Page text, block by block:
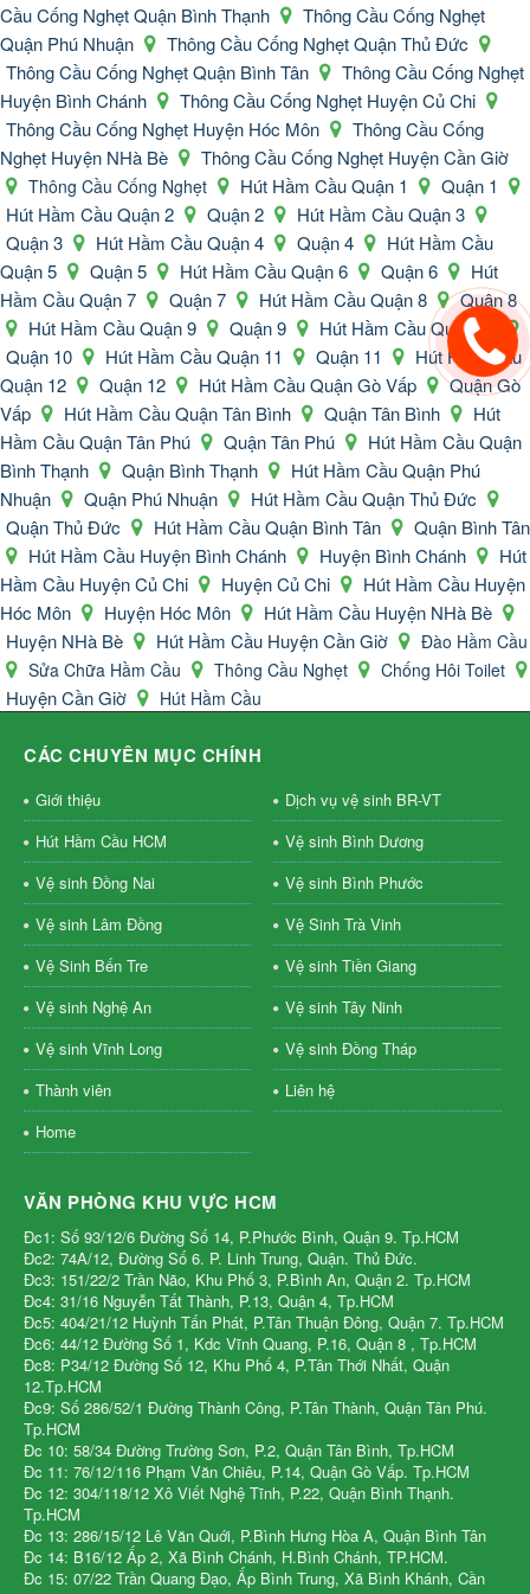
Cầu Cống Nghẹt Quận Bình Thạnh
Thông Cầu Cống Nghẹt
Quận Phú Nhuận
Thông Cầu Cống Nghẹt Quận Thủ Đức
Thông Cầu Cống Nghẹt Quận Bình Tân
Thông Cầu Cống Nghẹt
Huyện Bình Chánh
Thông Cầu Cống Nghẹt Huyện Củ Chi
Thông Cầu Cống Nghẹt Huyện Hóc Môn
Thông Cầu Cống
Nghẹt Huyện NHà Bè
Thông Cầu Cống Nghẹt Huyện Cần Giờ
Thông Cầu Cống Nghẹt Hút Hầm Cầu Quận 1
Quận 1
Hút Hầm Cầu Quận 2
Quận 2
Hút Hầm Cầu Quận 3
Quận 3
Hút Hầm Cầu Quận 4 Quận 4
Hút Hầm Cầu
Quận 5
Quận 5 Hút Hầm Cầu Quận 6 Quận 6
Hút
Hầm Cầu Quận 7
Quận 7 Hút Hầm Cầu Quận 8
Quận 8
Hút Hầm Cầu Quận 9
Quận 9
Hút Hầm Cầu Quận 10
Quận 10
Hút Hầm Cầu Quận 11 Quận 11
Hút Hầm Cầu
Quận 12
Quận 12 Hút Hầm Cầu Quận Gò Vấp
Quận Gò
Vấp
Hút Hầm Cầu Quận Tân Bình Quận Tân Bình
Hút
Hầm Cầu Quận Tân Phú
Quận Tân Phú
Hút Hầm Cầu Quận
Bình Thạnh
Quận Bình Thạnh
Hút Hầm Cầu Quận Phú
Nhuận
Quận Phú Nhuận
Hút Hầm Cầu Quận Thủ Đức
Quận Thủ Đức
Hút Hầm Cầu Quận Bình Tân
Quận Bình Tân
Hút Hầm Cầu Huyện Bình Chánh
Huyện Bình Chánh
Hút
Hầm Cầu Huyện Củ Chi
Huyện Củ Chi
Hút Hầm Cầu Huyện
Hóc Môn
Huyện Hóc Môn
Hút Hầm Cầu Huyện NHà Bè
Huyện NHà Bè
Hút Hầm Cầu Huyện Cần Giờ
Đào Hầm Cầu
Sửa Chữa Hầm Cầu
Thông Cầu Nghẹt Chống Hôi Toilet
Huyện Cần Giờ Hút Hầm Cầu
CÁC CHUYÊN MỤC CHÍNH
Giới thiệu
Dịch vụ vệ sinh BR-VT
Hút Hầm Cầu HCM
Vệ sinh Bình Dương
Vệ sinh Đồng Nai
Vệ sinh Bình Phước
Vệ sinh Lâm Đồng
Vệ Sinh Trà Vinh
Vệ Sinh Bến Tre
Vệ sinh Tiền Giang
Vệ sinh Nghệ An
Vệ sinh Tây Ninh
Vệ sinh Vĩnh Long
Vệ sinh Đồng Tháp
Thành viên
Liên hệ
Home
VĂN PHÒNG KHU VỰC HCM
Đc1: Số 93/12/6 Đường Số 14, P.Phước Bình, Quận 9. Tp.HCM
Đc2: 74A/12, Đường Số 6. P. Linh Trung, Quận. Thủ Đức.
Đc3: 151/22/2 Trần Não, Khu Phố 3, P.Bình An, Quận 2. Tp.HCM
Đc4: 31/16 Nguyễn Tất Thành, P.13, Quận 4, Tp.HCM
Đc5: 404/21/12 Huỳnh Tấn Phát, P.Tân Thuận Đông, Quận 7. Tp.HCM
Đc6: 44/12 Đường Số 1, Kdc Vĩnh Quang, P.16, Quận 8 , Tp.HCM
Đc8: P34/12 Đường Số 12, Khu Phố 4, P.Tân Thới Nhất, Quận
12.Tp.HCM
Đc9: Số 286/52/1 Đường Thành Công, P.Tân Thành, Quận Tân Phú.
Tp.HCM
Đc 10: 58/34 Đường Trường Sơn, P.2, Quận Tân Bình, Tp.HCM
Đc 11: 76/12/116 Phạm Văn Chiêu, P.14, Quận Gò Vấp. Tp.HCM
Đc 12: 304/118/12 Xô Viết Nghệ Tĩnh, P.22, Quận Bình Thạnh.
Tp.HCM
Đc 13: 286/15/12 Lê Văn Quới, P.Bình Hưng Hòa A, Quận Bình Tân
Đc 14: B16/12 Ấp 2, Xã Bình Chánh, H.Bình Chánh, TP.HCM.
Đc 15: 07/22 Trần Quang Đạo, Ấp Bình Trung, Xã Bình Khánh, Cần